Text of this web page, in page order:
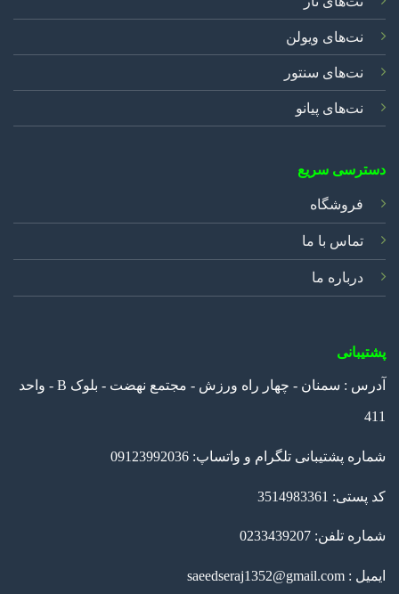
نت‌های ویولن
نت‌های سنتور
نت‌های پیانو
دسترسی سریع
فروشگاه
تماس با ما
درباره ما
پشتیبانی
آدرس : سمنان - چهار راه ورزش - مجتمع نهضت - بلوک B - واحد
411
شماره پشتیبانی تلگرام و واتساپ: 09123992036
کد پستی: 3514983361
شماره تلفن: 0233439207
ایمیل : saeedseraj1352@gmail.com